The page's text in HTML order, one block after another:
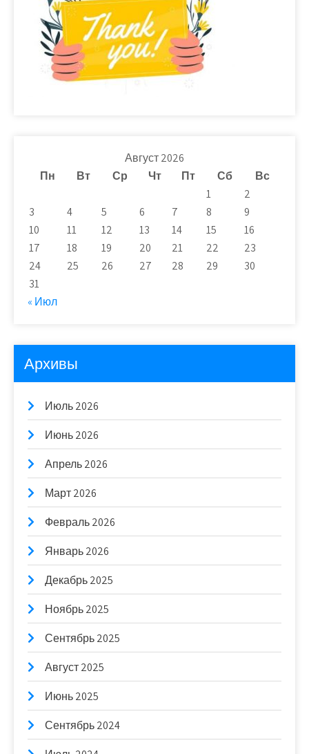
Август 2026
Пн
Вт Ср Чт Пт Сб
Вс
1
2
3
4 5 6 7 8
9
10
11 12 13 14 15
16
17
18 19 20 21 22
23
24
25 26 27 28 29
30
31
« Июл
Архивы
Июль 2026
Июнь 2026
Апрель 2026
Март 2026
Февраль 2026
Январь 2026
Декабрь 2025
Ноябрь 2025
Сентябрь 2025
Август 2025
Июнь 2025
Сентябрь 2024